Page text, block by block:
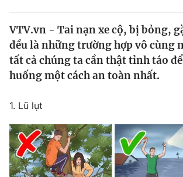
Thế giới
Tin tức
Thế giới đó đây
Câu chuyện quốc tế
Kinh tế
Góc doanh nghiệp
Dữ liệu và đời sống
Truyền hình
Phim VTV
Giải trí
VTV.vn - Tai nạn xe cộ, bị bỏng,
đều là những trường hợp vô cùng
tất cả chúng ta cần thật tỉnh táo
huống một cách an toàn nhất.
1. Lũ lụt